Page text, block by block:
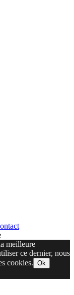
meilleure
ce dernier, nous
cookies. Ok